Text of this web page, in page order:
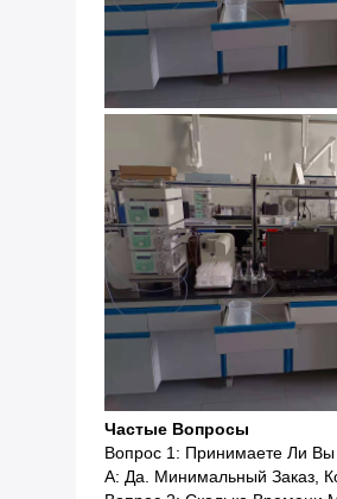
Частые Вопросы
Вопрос 1: Принимаете Ли
А: Да. Минимальный Заказ,